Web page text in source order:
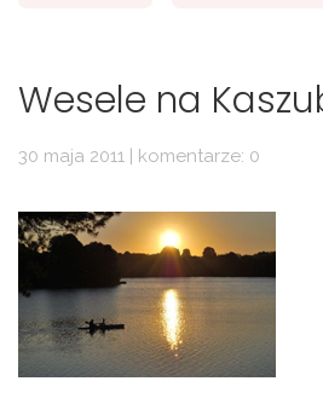
Wesele na
30 maja 2011 | komentarze: 0